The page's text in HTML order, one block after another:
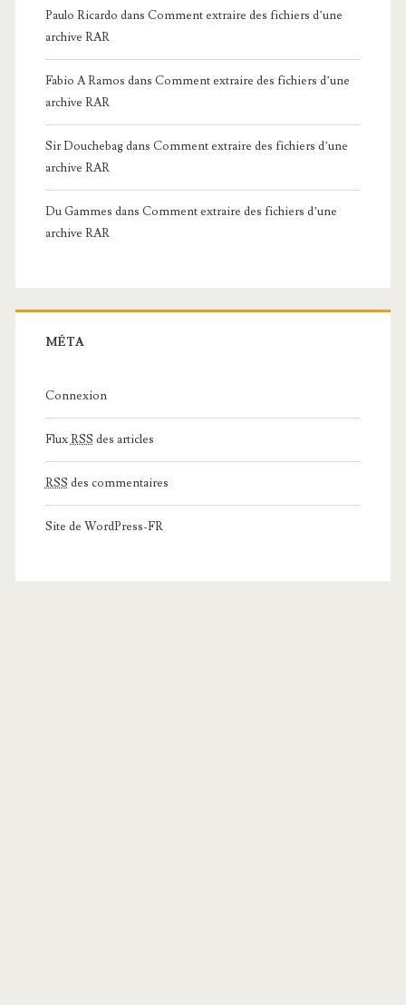
Paulo Ricardo dans Comment extraire des fichiers d’une
archive RAR
Fabio A Ramos dans Comment extraire des fichiers d’une
archive RAR
Sir Douchebagdans Comment extraire des fichiers d’une
archive RAR
Du Gammes dans Comment extraire des fichiers d’une
archive RAR
MÉTA
Connexion
FluxRSS des articles
RSS des commentaires
Site de WordPress-FR